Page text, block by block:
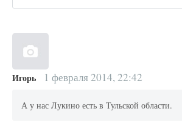
Игорь 1 февраля 2014, 22:42
А у нас Лукино есть в Тульской области.